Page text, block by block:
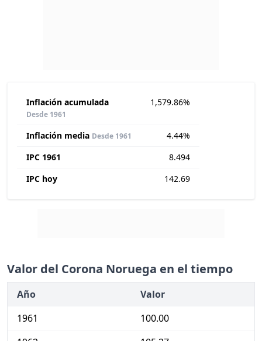
Inflación acumulada
Desde 1961
1,579.86%
Inflación media Desde 1961
4.44%
IPC 1961
8.494
IPC hoy
142.69
Valor del Corona Noruega en el tiempo
Año
Valor
1961
100.00